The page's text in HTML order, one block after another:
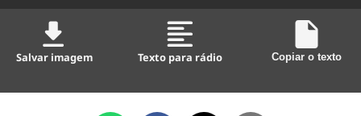
Salvar imagem Texto para rádio Copiar o texto